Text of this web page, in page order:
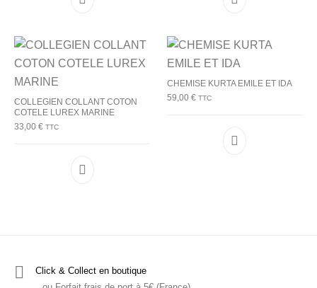
Ce produit a plusieurs variations. Les options
Ce produit a
COLLEGIEN COLLANT COTON
COTELE LUREX MARINE
33,00€ TTC
Ce produit a plusieurs variations. Les options
CHEMISE KURTA EMILE ET IDA
59,00 € TTC
Ce produit a
Click & Collect en boutique